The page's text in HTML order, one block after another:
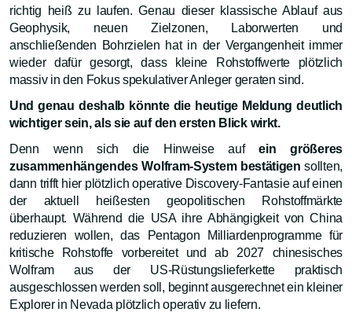
richtig heiß zu laufen. Genau dieser klassische Ablauf aus
Geophysik, neuen Zielzonen, Laborwerten und
anschließenden Bohrzielen hat in der Vergangenheit immer
wieder dafür gesorgt, dass kleine Rohstoffwerte plötzlich
massiv in den Fokus spekulativer Anleger geraten sind.
Und genau deshalb könnte die heutige Meldung deutlich
wichtiger sein, als sie auf den ersten Blick wirkt.
Denn wenn sich die Hinweise aufein größeres
zusammenhängendes Wolfram-System bestätigen sollten,
dann trifft hier plötzlich operative Discovery-Fantasie auf einen
der aktuell heißesten geopolitischen Rohstoffmärkte
überhaupt. Während die USA ihre Abhängigkeit von China
reduzieren wollen, das Pentagon Milliardenprogramme für
kritische Rohstoffe vorbereitet und ab 2027 chinesisches
Wolfram aus der US-Rüstungslieferkette praktisch
ausgeschlossen werden soll, beginnt ausgerechnet ein kleiner
Explorer in Nevada plötzlich operativ zu liefern.